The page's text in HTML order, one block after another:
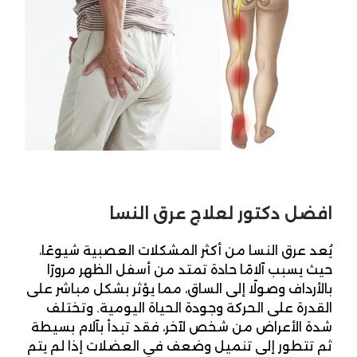
افضل دكتور لعلاج عرق النسا
يُعد عرق النسا من أكثر المشكلات العصبية شيوعًا،
حيث يسبب آلامًا حادة تمتد من أسفل الظهر مرورًا
بالأرداف وصولًا إلى الساق، مما يؤثر بشكل مباشر على
القدرة على الحركة وجودة الحياة اليومية. وتختلف
شدة الأعراض من شخص لآخر، فقد تبدأ بآلام بسيطة
ثم تتطور إلى تنميل وضعف في العضلات إذا لم يتم